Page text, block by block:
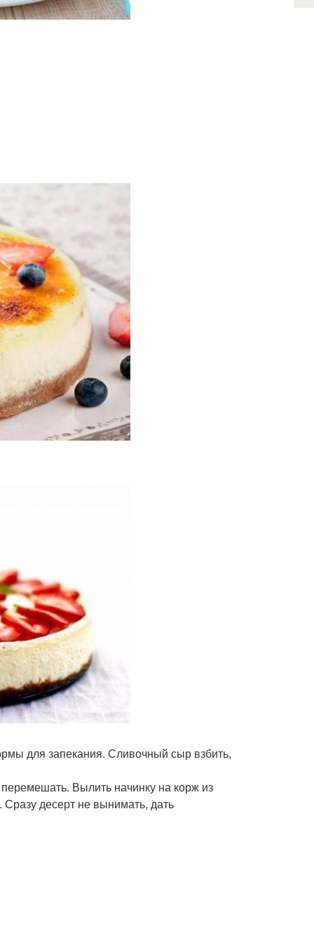
для запекания. Сливочный сыр взбить,
Вылить начинку на корж из
Сразу десерт не вынимать, дать